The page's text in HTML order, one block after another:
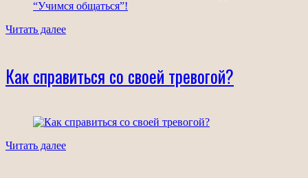
Читать далее
Как справиться со своей тревогой?
Читать далее